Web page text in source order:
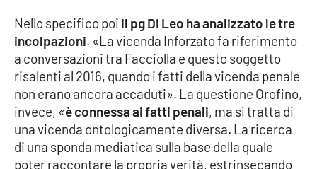
Nello specifico poi il pg Di Leo ha analizzato le tre
incolpazioni. «La vicenda Inforzato fa riferimento
a conversazioni tra Facciolla e questo soggetto
risalenti al 2016, quando i fatti della vicenda penale
non erano ancora accaduti». La questione Orofino,
invece, «è connessa ai fatti penali, ma si tratta di
una vicenda ontologicamente diversa. La ricerca
di una sponda mediatica sulla base della quale
poter raccontare la propria verità, estrinsecando